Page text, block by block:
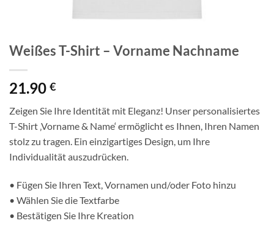
Weißes T-Shirt – Vorname Nachname
21.90 €
Zeigen Sie Ihre Identität mit Eleganz! Unser personalisiertes
T-Shirt ‚Vorname & Name‘ ermöglicht es Ihnen, Ihren Namen
stolz zu tragen. Ein einzigartiges Design, um Ihre
Individualität auszudrücken.
• Fügen Sie Ihren Text, Vornamen und/oder Foto hinzu
• Wählen Sie die Textfarbe
• Bestätigen Sie Ihre Kreation